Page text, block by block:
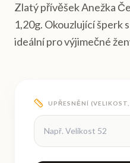
Zlatý přívěšek Anežka
1,20g. Okouzlující šperk
ideální pro výjimečné
UPŘESNĚNÍ